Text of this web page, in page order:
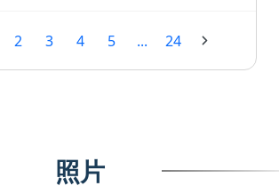
2 3 4 5 ... 24
照片